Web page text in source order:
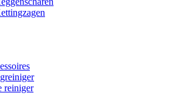
reiniger